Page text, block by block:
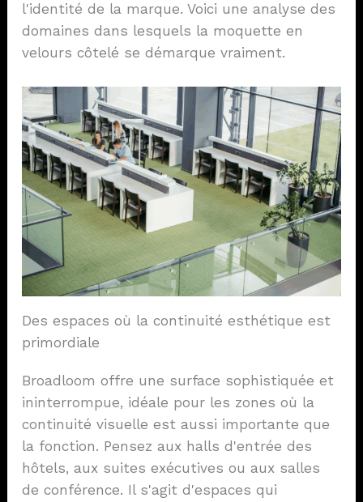
l'identité de la marque. Voici une analyse des
domaines dans lesquels la moquette en
velours côtelé se démarque vraiment.
Des espaces où la continuité esthétique est
primordiale
Broadloom offre une surface sophistiquée et
ininterrompue, idéale pour les zones où la
continuité visuelle est aussi importante que
la fonction. Pensez aux halls d'entrée des
hôtels, aux suites exécutives ou aux salles
de conférence. Il s'agit d'espaces qui